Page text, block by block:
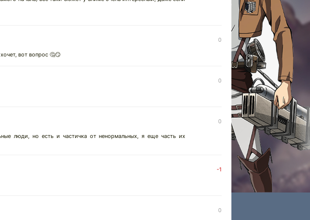
0
вот вопрос 🤔😏
0
0
люди, но есть и частичка от ненормальных, я еще часть их
-1
0